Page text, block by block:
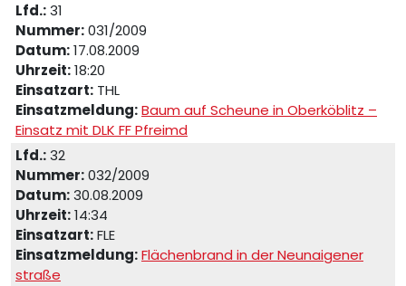
Lfd.:31
Nummer:031/2009
Datum:17.08.2009
Uhrzeit:18:20
Einsatzart: THL
Einsatzmeldung:Baum auf Scheune in Oberköblitz –
Einsatz mit DLK FF Pfreimd
Lfd.:32
Nummer:032/2009
Datum:30.08.2009
Uhrzeit:14:34
Einsatzart:FLE
Einsatzmeldung:Flächenbrand in der Neunaigener
straße